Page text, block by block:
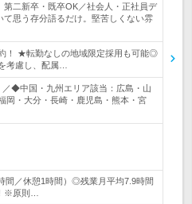
第二新卒・既卒OK／社会人・正社員デ
て思う存分語るだけ。堅苦しくない雰
！ ★転勤なしの地域限定採用も可能◎
考慮し、配属…
／◆中国・九州エリア該当：広島・山
岡・大分・長崎・鹿児島・熊本・宮
間／休憩1時間）◎残業月平均7.9時間
※原則…